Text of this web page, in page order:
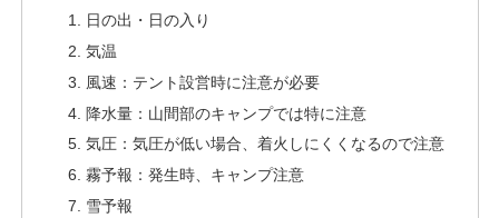
日の出・日の入り
気温
風速：テント設営時に注意が必要
降水量：山間部のキャンプでは特に注意
気圧：気圧が低い場合、着火しにくくなるので注意
霧予報：発生時、キャンプ注意
雪予報